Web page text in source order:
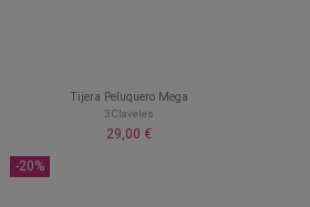
Tijera Peluquero Mega
3 Claveles
29,00 €
-20%